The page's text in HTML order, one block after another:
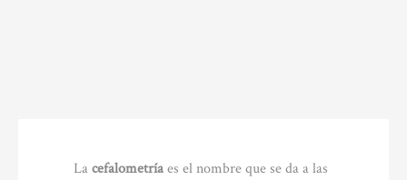
Lacefalometríaes el nombre que se da a las